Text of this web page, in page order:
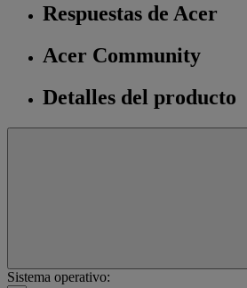
Respuestas de Acer
Acer Community
Detalles del producto
Sistema operativo: